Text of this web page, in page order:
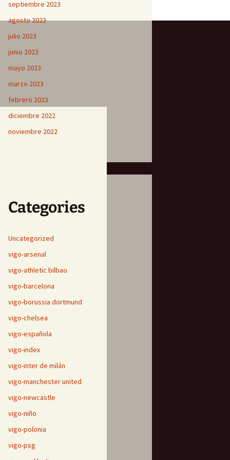
septiembre 2023
agosto 2023
julio 2023
junio 2023
mayo 2023
marzo 2023
febrero 2023
diciembre 2022
noviembre 2022
Categories
Uncategorized
vigo-arsenal
vigo-athletic bilbao
vigo-barcelona
vigo-borussia dortmund
vigo-chelsea
vigo-española
vigo-index
vigo-inter de milán
vigo-manchester united
vigo-newcastle
vigo-niño
vigo-polonia
vigo-psg